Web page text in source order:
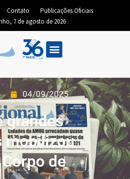
Contato
Publicações Oficiais
7 de agosto de 2026
04/09/2025
grandes
mobilizou
de